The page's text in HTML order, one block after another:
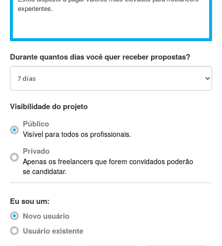
Abstract
AC3
ACID Pro
ACPI
Acrobat
Acrobat X
Acronis
ACT
Actimize
ActionScript
ActionScript 3
experientes.
Durante quantos dias você quer receber propostas?
Visibilidade do projeto
Público
Visível para todos os profissionais.
Privado
Apenas os freelancers que forem convidados poderão
se candidatar.
Eu sou um:
Novo usuário
Usuário existente